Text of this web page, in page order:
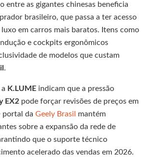
entre as gigantes chinesas beneficia
brasileiro, que passa a ter acesso
em carros mais baratos. Itens como
e cockpits ergonômicos
de modelos que custam
.
K.LUME indicam que a pressão
EX2 pode forçar revisões de preços em
portal da Geely Brasil
mantém
sobre a expansão da rede de
que o suporte técnico
acelerado das vendas em 2026.